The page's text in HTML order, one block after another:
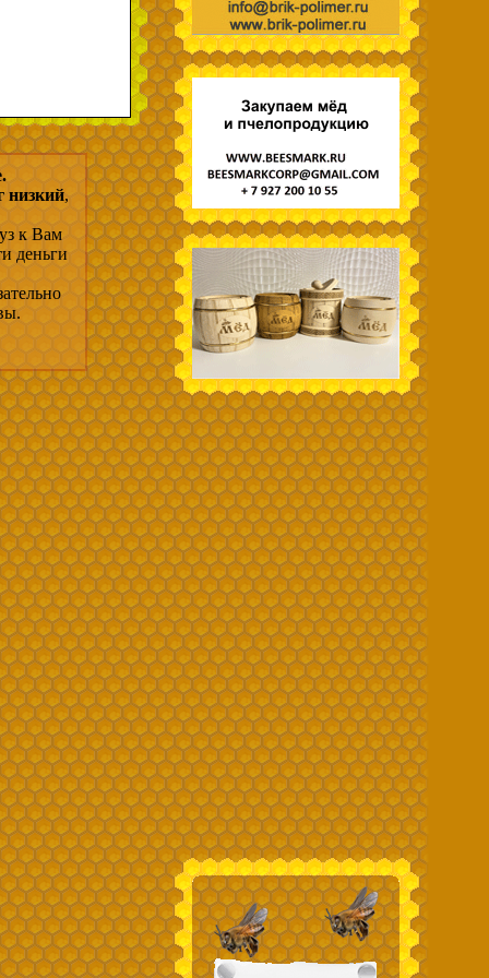
низкий,
к Вам
деньги